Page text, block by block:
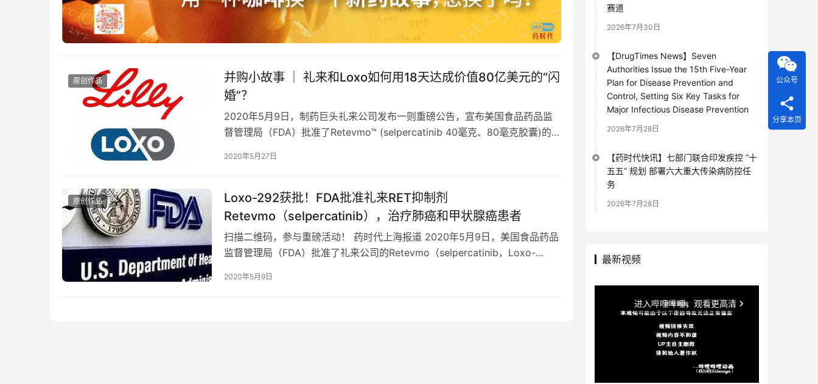
原创作品
并购小故事 ｜ 礼来和Loxo如何用18天达成价值80亿美元的“闪
婚”？
2020年5月9日，制药巨头礼来公司发布一则重磅公告，宣布美国食品药品监
督管理局（FDA）批准了Retevmo™ (selpercatinib 40毫克、80毫克胶囊)的三
2020年5月27日
原创作品
Loxo-292获批！FDA批准礼来RET抑制剂
Retevmo（selpercatinib），治疗肺癌和甲状腺癌患者
扫描二维码，参与重磅活动！ 药时代上海报道 2020年5月9日，美国食品药品
监督管理局（FDA）批准了礼来公司的Retevmo（selpercatinib，Loxo-
2020年5月9日
赛道
2026年7月30日
【DrugTimes News】Seven
Authorities Issue the 15th Five-Year
Plan for Disease Prevention and
Control, Setting Six Key Tasks for
Major Infectious Disease Prevention
2026年7月28日
【药时代快讯】七部门联合印发疾控 “十
五五” 规划 部署六大重大传染病防控任
务
2026年7月28日
最新视频
公众号
分享本页